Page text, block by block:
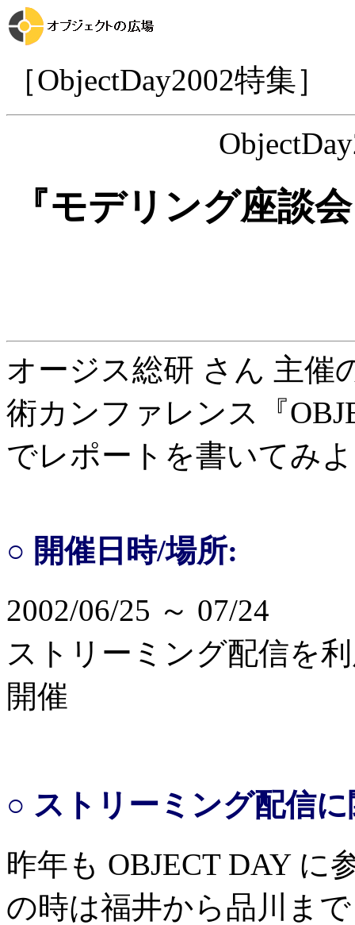
［ObjectDay2002特集］
『モデリング座談
オージス総研 さん 主催
術カンファレンス『
でレポートを書いてみ
○ 開催日時/場所:
2002/06/25 ～ 07/24
ストリーミング配信を
開催
○ ストリーミング配信
昨年も OBJECT DAY に
の時は福井から品川ま